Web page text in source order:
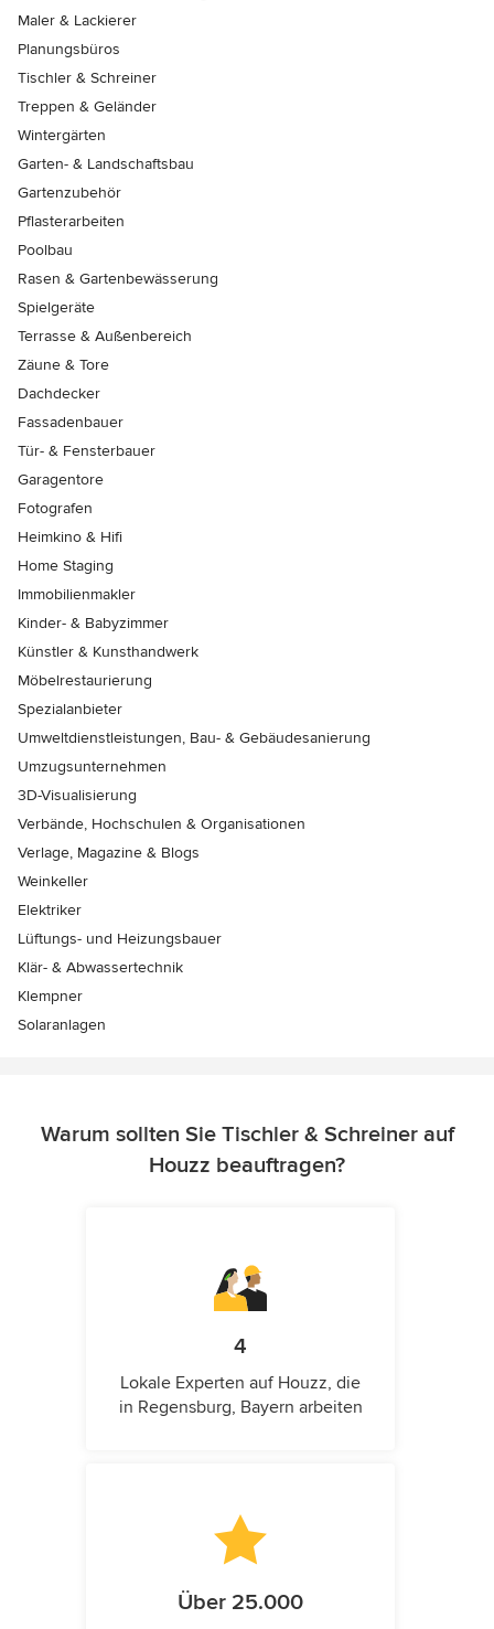
Maler & Lackierer
Planungsbüros
Tischler & Schreiner
Treppen & Geländer
Wintergärten
Garten- & Landschaftsbau
Gartenzubehör
Pflasterarbeiten
Poolbau
Rasen & Gartenbewässerung
Spielgeräte
Terrasse & Außenbereich
Zäune & Tore
Dachdecker
Fassadenbauer
Tür- & Fensterbauer
Garagentore
Fotografen
Heimkino & Hifi
Home Staging
Immobilienmakler
Kinder- & Babyzimmer
Künstler & Kunsthandwerk
Möbelrestaurierung
Spezialanbieter
Umweltdienstleistungen, Bau- & Gebäudesanierung
Umzugsunternehmen
3D-Visualisierung
Verbände, Hochschulen & Organisationen
Verlage, Magazine & Blogs
Weinkeller
Elektriker
Lüftungs- und Heizungsbauer
Klär- & Abwassertechnik
Klempner
Solaranlagen
Warum sollten Sie Tischler & Schreiner auf
Houzz beauftragen?
4
Lokale Experten auf Houzz, die
in Regensburg, Bayern arbeiten
Über 25.000